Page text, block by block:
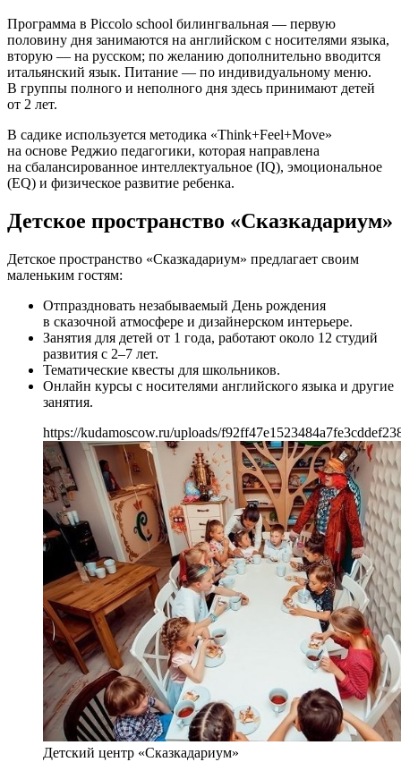
Программа в Piccolo school билингвальная — первую
половину дня занимаются на английском с носителями языка,
вторую — на русском; по желанию дополнительно вводится
итальянский язык. Питание — по индивидуальному меню.
В группы полного и неполного дня здесь принимают детей
от 2 лет.
В садике используется методика «Think+Feel+Move»
на основе Реджио педагогики, которая направлена
на сбалансированное интеллектуальное (IQ), эмоциональное
(EQ) и физическое развитие ребенка.
Детское пространство «Сказкадариум»
Детское пространство «Сказкадариум» предлагает своим
маленьким гостям:
Отпраздновать незабываемый День рождения
в сказочной атмосфере и дизайнерском интерьере.
Занятия для детей от 1 года, работают около 12 студий
развития с 2–7 лет.
Тематические квесты для школьников.
Онлайн курсы с носителями английского языка и другие
занятия.
https://kudamoscow.ru/uploads/
Детский центр «Сказкадариум»